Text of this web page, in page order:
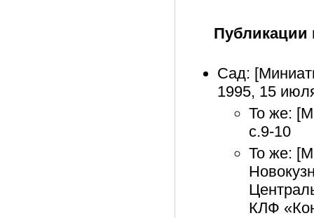
Публикации
Сад:
1995, 15
То же:
с.9-10
То же:
КЛФ